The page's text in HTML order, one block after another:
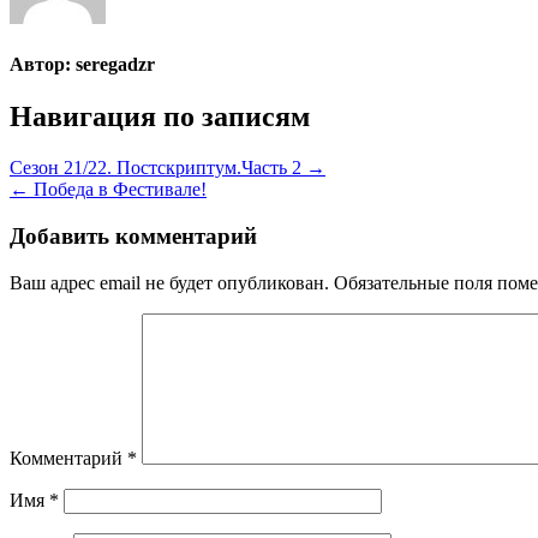
Автор: seregadzr
Навигация по записям
Сезон 21/22. Постскриптум.Часть 2 →
← Победа в Фестивале!
Добавить комментарий
Ваш адрес email не будет опубликован. Обязательные поля
Комментарий *
Имя *